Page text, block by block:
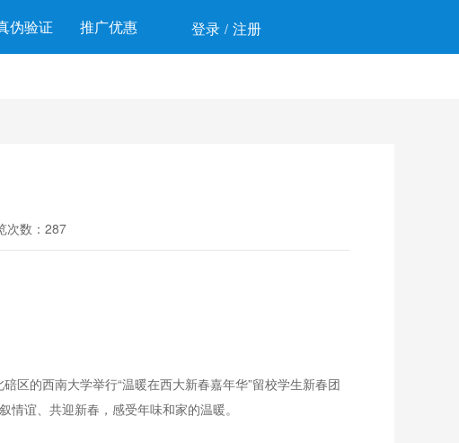
伪验证 推广优惠 登录 / 注册
次数：287
的西南大学举行“温暖在西大新春嘉年华”留校学生新春团
谊、共迎新春，感受年味和家的温暖。